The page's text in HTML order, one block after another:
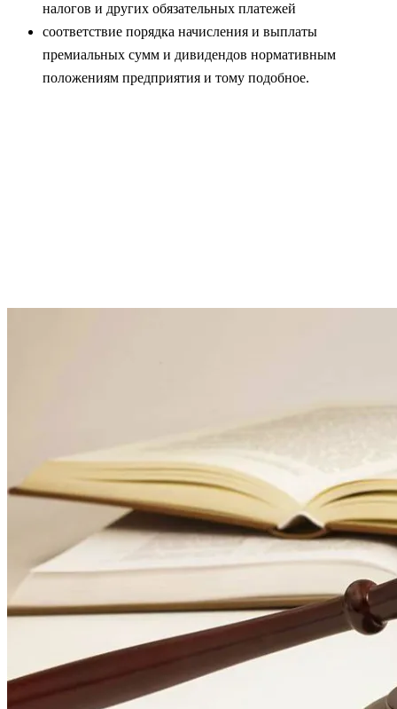
налогов и других обязательных платежей
соответствие порядка начисления и выплаты
премиальных сумм и дивидендов нормативным
положениям предприятия и тому подобное.